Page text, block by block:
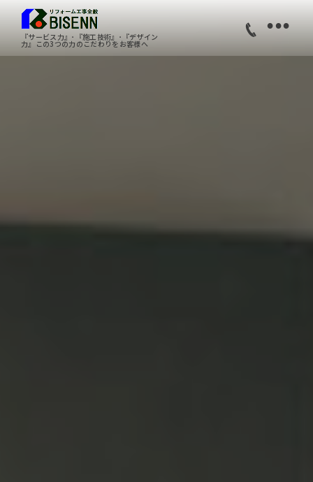
『サービス力』･『施工技術』･『デザイン
力』この3つの力のこだわりをお客様へ
•